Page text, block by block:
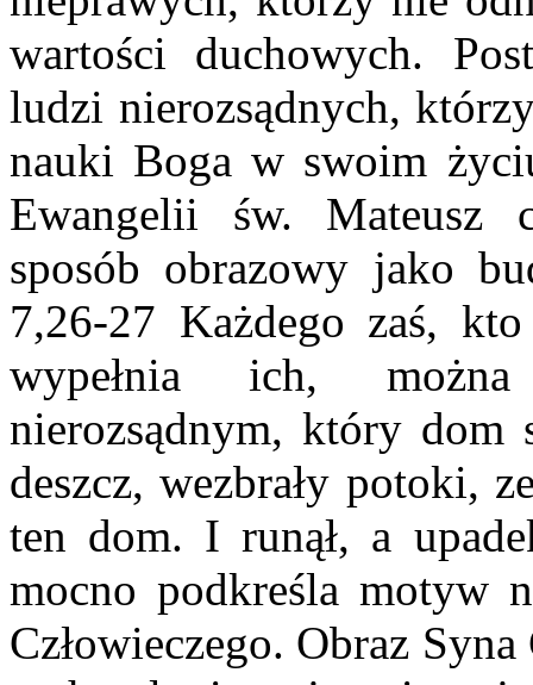
wartości duchowych.
ludzi nierozsądnych,
nauki Boga w swoim
Ewangelii św. Mateusz
sposób obrazowy jako
7,26-27 Każdego zaś,
wypełnia ich,
nierozsądnym, który dom
deszcz, wezbrały potoki,
ten dom. I runął, a
mocno podkreśla motyw
Człowieczego. Obraz